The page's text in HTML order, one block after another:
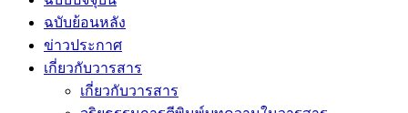
ฉบับย้อนหลัง
ข่าวประกาศ
เกี่ยวกับวารสาร
เกี่ยวกับวารสาร